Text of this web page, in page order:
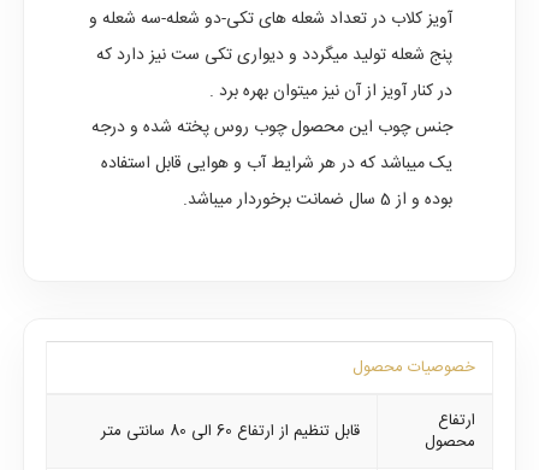
آویز کلاب در تعداد شعله های تکی-دو شعله-سه شعله و
پنج شعله تولید میگردد و دیواری تکی ست نیز دارد که
در کنار آویز از آن نیز میتوان بهره برد .
جنس چوب این محصول چوب روس پخته شده و درجه
یک میباشد که در هر شرایط آب و هوایی قابل استفاده
بوده و از 5 سال ضمانت برخوردار میباشد.
خصوصیات محصول
ارتفاع
محصول
قابل تنظیم از ارتفاع 60 الی 80 سانتی متر